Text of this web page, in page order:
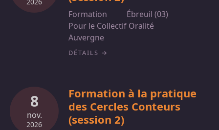
2026
Formation
Ébreuil (03)
Pour le Collectif Oralité
Auvergne
DÉTAILS
8
nov.
2026
Formation à la pratique
des Cercles Conteurs
(session 2)